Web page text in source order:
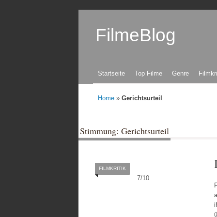
FilmeBlog
Zum Inhalt springen
Startseite Top Filme Genre
Home » Gerichtsurteil
Stimmung: Gerichtsurteil
7/10
FILMKRITIK